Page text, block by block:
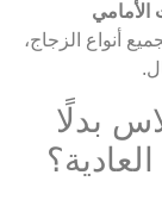
الأمامي
أنواع الزجاج،
بدلًا